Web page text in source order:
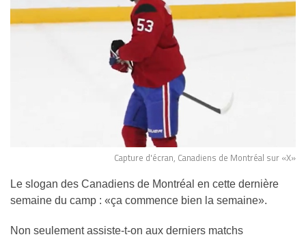
Capture d'écran, Canadiens de Montréal sur «X»
Le slogan des Canadiens de Montréal en cette dernière
semaine du camp : «ça commence bien la semaine».
Non seulement assiste-t-on aux derniers matchs